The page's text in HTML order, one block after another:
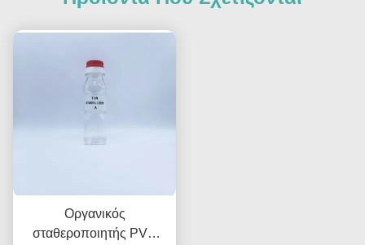
Οργανικός
σταθεροποιητής PVC